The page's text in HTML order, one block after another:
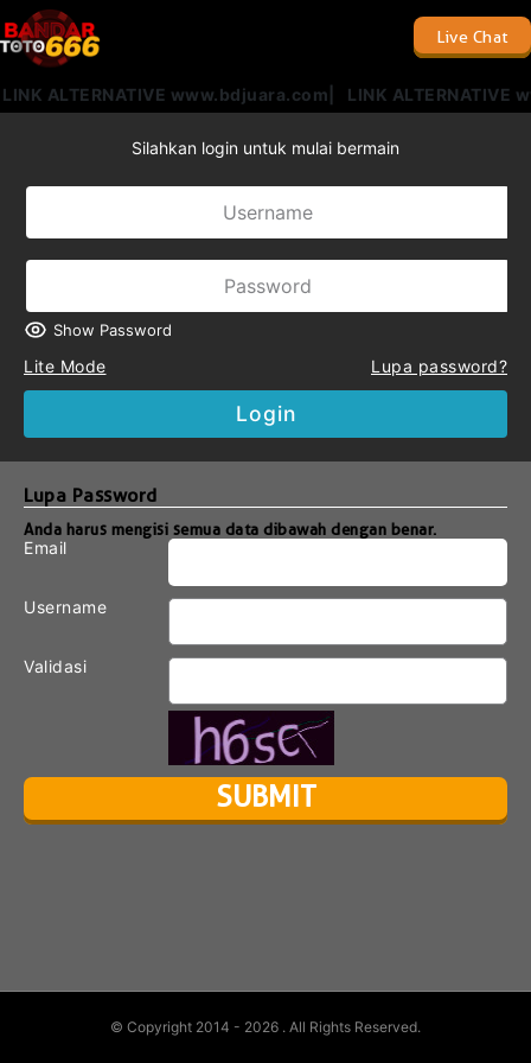
Live Chat
ALTERNATIVE www.bdjuara.com| LINK
Silahkan login untuk mulai bermain
Show Password
Lite Mode Lupa password?
Login
Lupa Password
Anda harus mengisi semua data dibawah dengan benar.
Email
Username
Validasi
© Copyright 2014 - 2026 . All Rights Reserved.